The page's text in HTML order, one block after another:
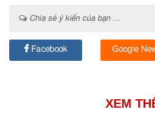
Chia sẻ ý kiến của bạn ...
Facebook Google
XEM